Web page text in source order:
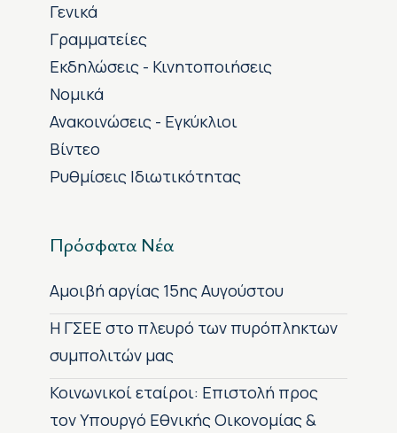
Γενικά
Γραμματείες
Εκδηλώσεις - Κινητοποιήσεις
Νομικά
Ανακοινώσεις - Εγκύκλιοι
Βίντεο
Ρυθμίσεις Ιδιωτικότητας
Πρόσφατα Νέα
Αμοιβή αργίας 15ης Αυγούστου
H ΓΣΕΕ στο πλευρό των πυρόπληκτων
συμπολιτών μας
Κοινωνικοί εταίροι: Επιστολή προς
τον Υπουργό Εθνικής Οικονομίας &